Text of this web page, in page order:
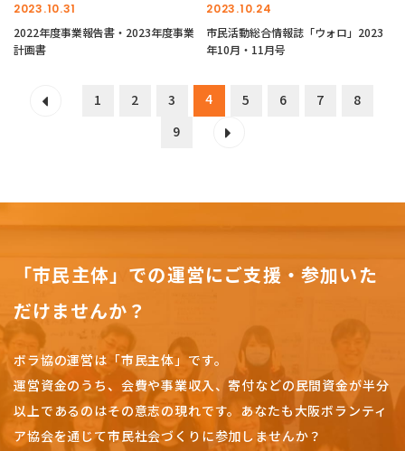
2023.10.31
2022年度事業報告書・2023年度事業
計画書
2023.10.24
市民活動総合情報誌「ウォロ」2023
年10月・11月号
1 2 3 4 5 6 7
8
9
「市民主体」での運営にご支援・参加いた
だけませんか？
ボラ協の運営は「市民主体」です。
運営資金のうち、会費や事業収入、寄付などの民間資金が半分
以上であるのはその意志の現れです。 あなたも大阪ボランティ
ア協会を通じて市民社会づくりに参加しませんか？